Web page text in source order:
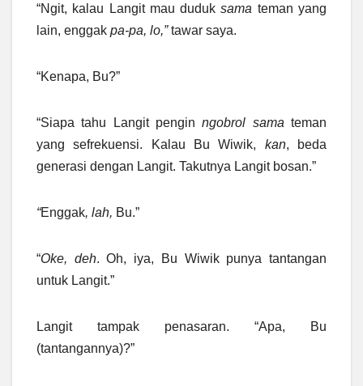
“Ngit, kalau Langit mau duduksama teman yang
lain, enggak pa-pa, lo,”tawar saya.
“Kenapa, Bu?”
“Siapa tahu Langit penginngobrol samateman
yang sefrekuensi. Kalau Bu Wiwik, kan, beda
generasi dengan Langit. Takutnya Langit bosan.”
“Enggak, lah, Bu.”
“Oke, deh. Oh, iya, Bu Wiwik punya tantangan
untuk Langit.”
Langit tampak penasaran. “Apa, Bu
(tantangannya)?”